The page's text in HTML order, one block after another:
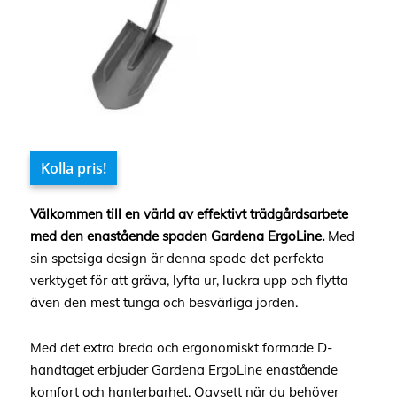
Kolla pris!
Välkommen till en värld av effektivt trädgårdsarbete
med den enastående spaden Gardena ErgoLine.Med
sin spetsiga design är denna spade det perfekta
verktyget för att gräva, lyfta ur, luckra upp och flytta
även den mest tunga och besvärliga jorden.
Med det extra breda och ergonomiskt formade D-
handtaget erbjuder Gardena ErgoLine enastående
komfort och hanterbarhet. Oavsett när du behöver